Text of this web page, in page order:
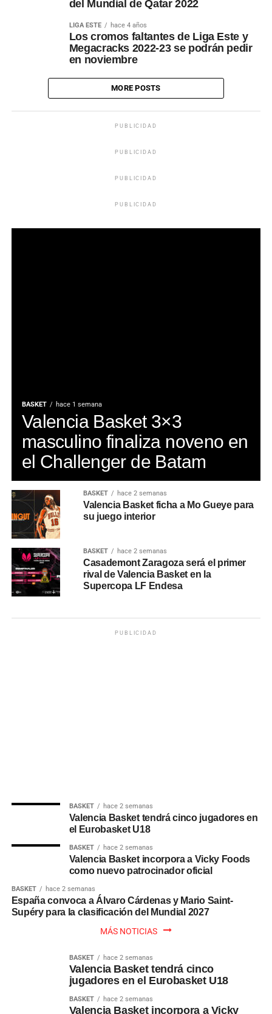
del Mundial de Qatar 2022
LIGA ESTE hace 4 años
Los cromos faltantes de Liga Este y
Megacracks 2022-23 se podrán pedir
en noviembre
MORE POSTS
PUBLICIDAD
PUBLICIDAD
PUBLICIDAD
PUBLICIDAD
BASKET hace 1 semana
Valencia Basket 3×3
masculino finaliza noveno en
el Challenger de Batam
BASKET hace 2 semanas
Valencia Basket ficha a Mo Gueye para
su juego interior
BASKET hace 2 semanas
Casademont Zaragoza será el primer
rival de Valencia Basket en la
Supercopa LF Endesa
PUBLICIDAD
BASKET hace 2 semanas
Valencia Basket tendrá cinco jugadores en
el Eurobasket U18
BASKET hace 2 semanas
Valencia Basket incorpora a Vicky Foods
como nuevo patrocinador oficial
BASKET hace 2 semanas
España convoca a Álvaro Cárdenas y Mario Saint-
Supéry para la clasificación del Mundial 2027
MÁS NOTICIAS
BASKET hace 2 semanas
Valencia Basket tendrá cinco
jugadores en el Eurobasket U18
BASKET hace 2 semanas
Valencia Basket incorpora a Vicky